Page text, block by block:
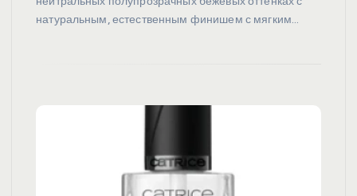
натуральным, естественным финишем с мягким…